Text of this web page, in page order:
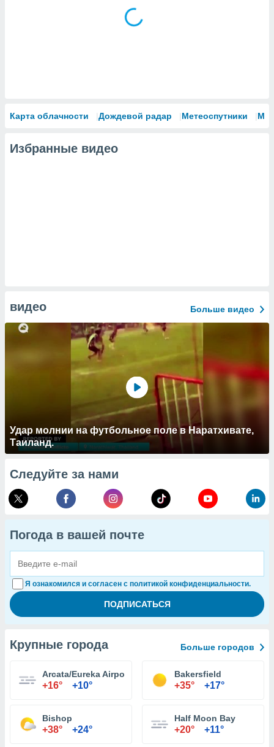
Карта облачности Дождевой радар Метеоспутники
Избранные видео
видео Больше видео
Удар молнии на футбольное поле в Наратхивате,
Таиланд.
Следуйте за нами
Погода в вашей почте
Я ознакомился и согласен с политикой конфиденциальности.
Крупные города Больше городов
Arcata/Eureka Airport
+16° +10°
Bakersfield
+35° +17°
Bishop
+38° +24°
Half Moon Bay
+20° +11°